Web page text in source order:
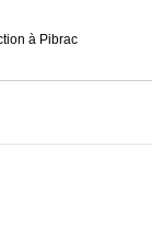
à Pibrac